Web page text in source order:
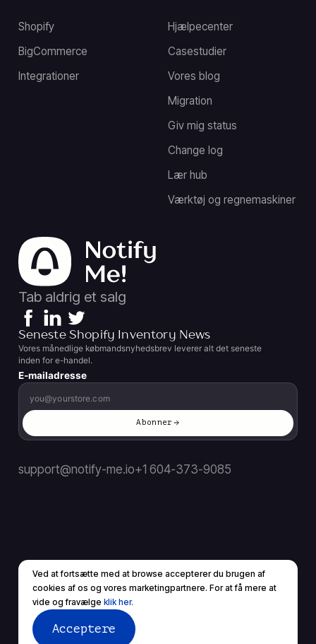
Ved at fortsætte med at browse accepterer du brugen af ​​
cookies af os og vores marketingpartnere. For at få mere at
vide og fravælge klik her.
Acceptere
Hjælpecenter
Casestudier
Vores blog
Migration
Giv mig status
Change log
Lær hub
Værktøj og regnemaskiner
Shopify
BigCommerce
Integrationer
Tab aldrig et salg
Seneste Shopify Inventory News
Vores månedlige købmandsnyhedsbrev leverer alt det seneste
inden for e-handel.
E-mailadresse
Abonner
support@notify-me.io+1 604-373-9085
DA
© 2026 Alle rettigheder forbeholdes.
Servicevilkår